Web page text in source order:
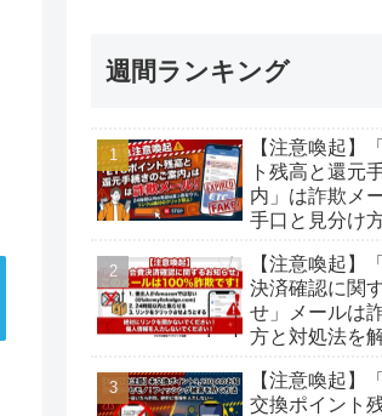
週間ランキング
【注意喚起】
ト残高と還元
内」は詐欺メ
手口と見分け
【注意喚起】
決済確認に関
せ」メールは
方と対処法を
【注意喚起】
交換ポイント